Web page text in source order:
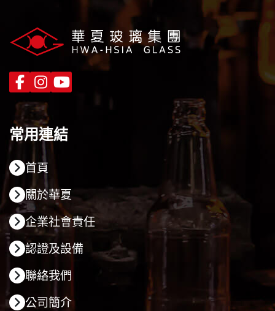
常用連結
首頁
關於華夏
企業社會責任
認證及設備
聯絡我們
公司簡介